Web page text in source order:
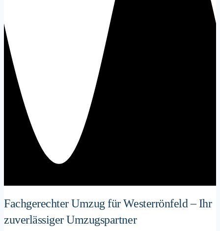
Fachgerechter Umzug für Westerrönfeld – Ihr
zuverlässiger Umzugspartner